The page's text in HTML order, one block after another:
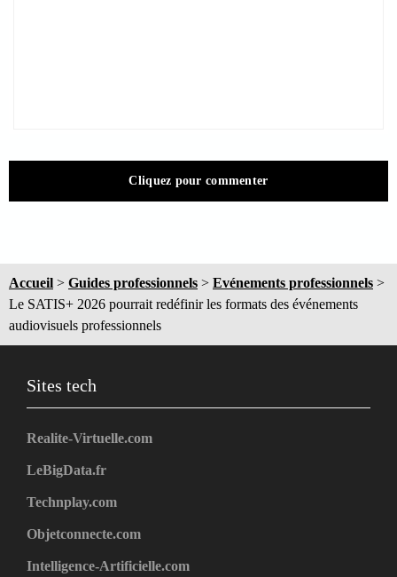
Cliquez pour commenter
Accueil > Guides professionnels > Evénements professionnels >
Le SATIS+ 2026 pourrait redéfinir les formats des événements
audiovisuels professionnels
Sites tech
Realite-Virtuelle.com
LeBigData.fr
Technplay.com
Objetconnecte.com
Intelligence-Artificielle.com